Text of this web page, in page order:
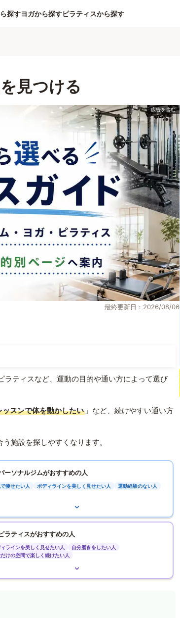
探すヨガから探すピラティスから探す
見つける
最終更新日：2026/08/06
ティスなど、運動の目的や通い方によって選び
ッスンで体を動かしたい 」など、続けやすい通い方
施設を探しやすくなります。
ーソナルジムがおすすめの人
痩せたい人 ボディラインを美しく見せたい人 運動経験のない人
ラティスがおすすめの人
ラインを美しく見せたい人
自分磨きをしたい人
けの空間で楽しく続けたい人